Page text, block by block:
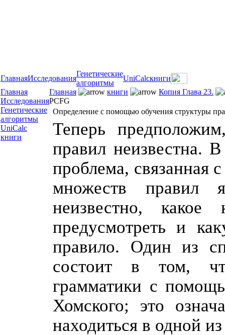
ГлавнаяИсследования
Генетические
алгоритмы
UniCalcкниги
Главная
Исследования
Генетические
алгоритмы
UniCalc
книги
Главная книги
Копия Глава 23.
PCFG
Определение с помощью обучения структуры
Теперь
правил неизвестна.
проблема, связанная
множеств правил
неизвестно, какое
предусмотреть и
правило. Один из
состоит в том,
грамматики с
Хомского; это
находиться в одной